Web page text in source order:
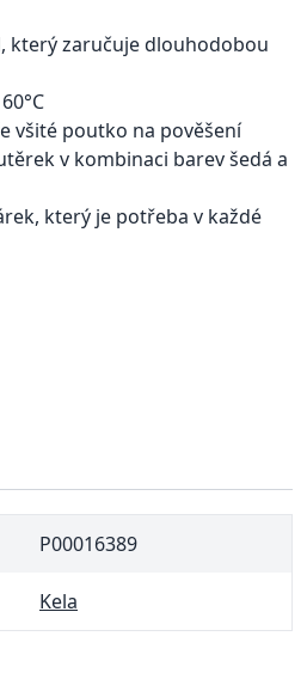
který zaručuje dlouhodobou
všité poutko na pověšení
v kombinaci barev šedá a
který je potřeba v každé
P00016389
Kela